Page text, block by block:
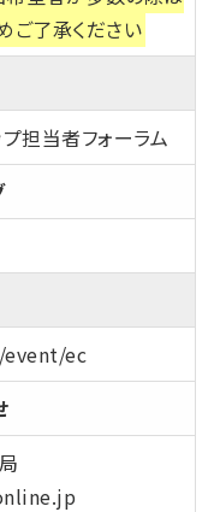
ご了承ください
担当者フォーラム
ec